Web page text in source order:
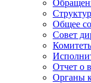
Общее
Совет
Отчет о
Органы